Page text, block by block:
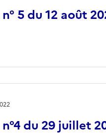
n° 5 du 12 août
n°4 du 29 juillet